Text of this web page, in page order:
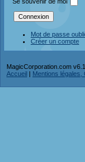
Mot de passe
Créer un compte
MagicCorporation.com
Accueil | Mentions légales,